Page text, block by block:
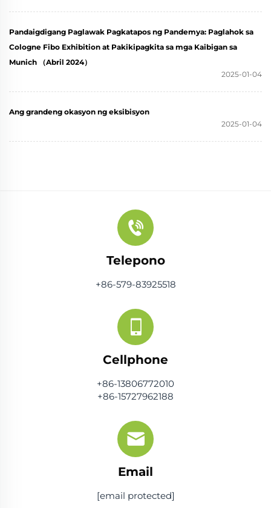
Pandaigdigang Paglawak Pagkatapos ng Pandemya: Paglahok sa
Cologne Fibo Exhibition at Pakikipagkita sa mga Kaibigan sa
Munich （Abril 2024）
2025-01-04
Ang grandeng okasyon ng eksibisyon
2025-01-04
Telepono
+86-579-83925518
Cellphone
+86-13806772010
+86-15727962188
Email
[email protected]